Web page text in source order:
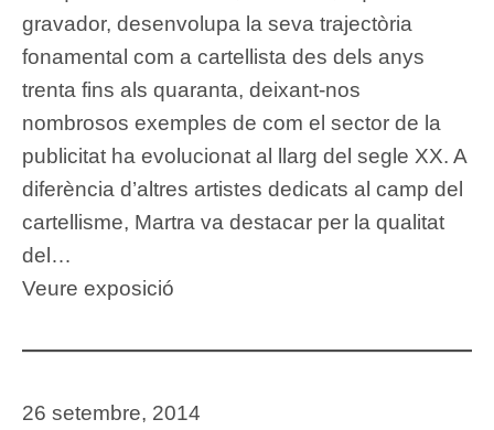
gravador, desenvolupa la seva trajectòria
fonamental com a cartellista des dels anys
trenta fins als quaranta, deixant-nos
nombrosos exemples de com el sector de la
publicitat ha evolucionat al llarg del segle XX. A
diferència d’altres artistes dedicats al camp del
cartellisme, Martra va destacar per la qualitat
del…
Veure exposició
26 setembre, 2014